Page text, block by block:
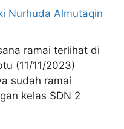
Nurhuda Almutaqin
ramai terlihat di
(11/11/2023)
sudah ramai
kelas SDN 2